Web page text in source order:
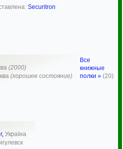
Securitron
(2000)
(хорошее состояние)
, Україна
Все
книжные
полки » (20)